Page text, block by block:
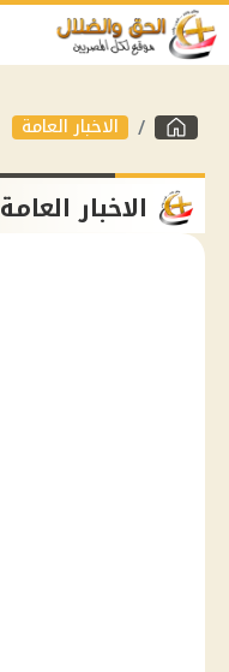
الاخبار العامة
الاخبار العامة